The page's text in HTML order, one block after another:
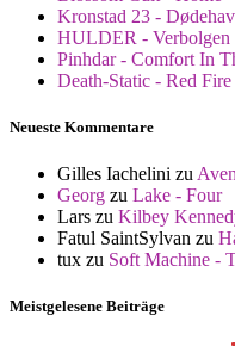
Kronstad 23 -
HULDER - Verbolgen
Pinhdar - Comfort In
Death-Static - Red
Neueste Kommentare
Gilles Iachelini zu
Georg zu Lake - Four
Lars zu Kilbey
Fatul SaintSylvan zu
tux zu Soft Machine -
Meistgelesene Beiträge